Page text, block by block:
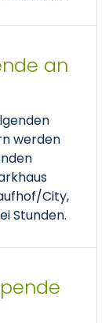
an
werden
City,
Stunden.